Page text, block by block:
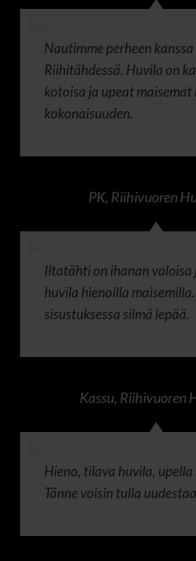
Nautimme perheen
Riihitähdessä. Huvila on
kotoisa ja upeat
kokonaisuuden.
PK, Riihivuoren
Iltatähti on ihanan valoisa
huvila hienoilla
sisustuksessa silmä lepää.
Kassu, Riihivuoren
Hieno, tilava huvila,
Tänne voisin tulla